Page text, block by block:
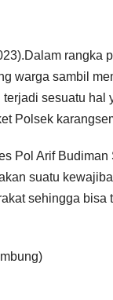
rangka
warga sambil
sesuatu
Polsek
Pol Arif
suatu
sehingga